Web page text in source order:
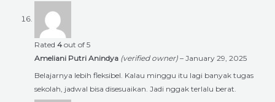
Rated 4 out of 5
Ameliani Putri Anindya (verified owner) – January 29, 2025
Belajarnya lebih fleksibel. Kalau minggu itu lagi banyak tugas
sekolah, jadwal bisa disesuaikan. Jadi nggak terlalu berat.